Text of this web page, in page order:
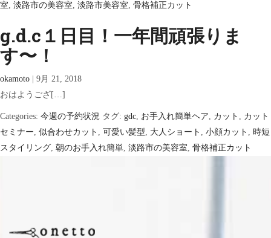
室, 淡路市の美容室, 淡路市美容室, 骨格補正カット
g.d.c１日目！一年間頑張りま
す〜！
okamoto
9月 21, 2018
おはようござ[…]
Categories: 今週の予約状況 タグ: gdc, お手入れ簡単ヘア, カット , カット
セミナー, 似合わせカット , 可愛い髪型, 大人ショート , 小顔カット , 時短
スタイリング, 朝のお手入れ簡単, 淡路市の美容室, 骨格補正カット